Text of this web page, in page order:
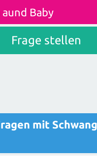
aund Baby
Frage stellen
mit